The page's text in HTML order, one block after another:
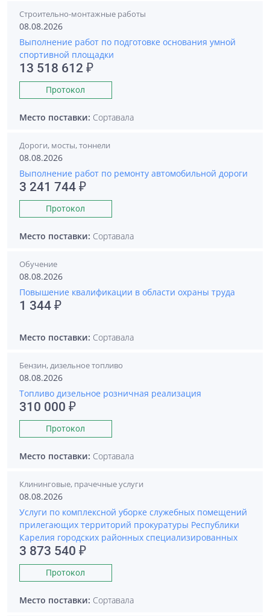
Строительно-монтажные работы
08.08.2026
Выполнение работ по подготовке основания умной
спортивной площадки
13 518 612 ₽
Протокол
Место поставки: Сортавала
Дороги, мосты, тоннели
08.08.2026
Выполнение работ по ремонту автомобильной дороги
3 241 744 ₽
Протокол
Место поставки: Сортавала
Обучение
08.08.2026
Повышение квалификации в области охраны труда
1 344 ₽
Место поставки: Сортавала
Бензин, дизельное топливо
08.08.2026
Топливо дизельное розничная реализация
310 000 ₽
Протокол
Место поставки: Сортавала
Клининговые, прачечные услуги
08.08.2026
Услуги по комплексной уборке служебных помещений
прилегающих территорий прокуратуры Республики
Карелия городских районных специализированных
3 873 540 ₽
Протокол
Место поставки: Сортавала